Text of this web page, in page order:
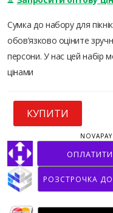
Сумка до набору для
обов’язково оціните
персони. У нас цей набір
цінами
КУПИТИ
NOVAPAY
РОЗСТРОЧКА ДО